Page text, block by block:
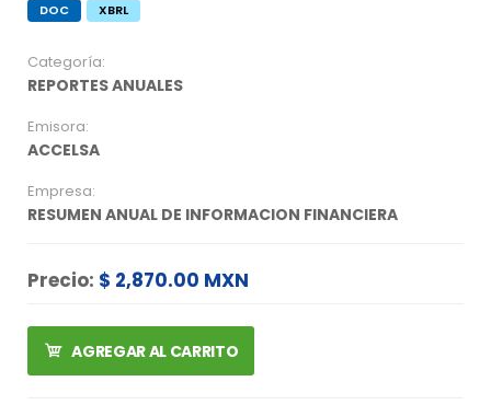
DOC XBRL
Categoría:
REPORTES ANUALES
Emisora:
ACCELSA
Empresa:
RESUMEN ANUAL DE INFORMACION FINANCIERA
Precio: $ 2,870.00 MXN
AGREGAR AL CARRITO